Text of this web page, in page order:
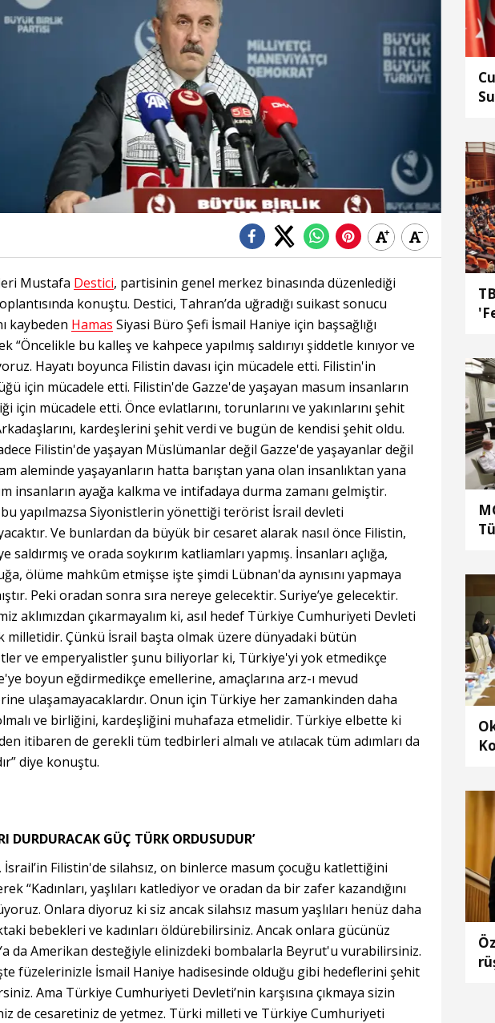
Mustafa Destici, partisinin genel merkez binasında düzenlediği
konuştu. Destici, Tahran’da uğradığı suikast sonucu
kaybeden Hamas Siyasi Büro Şefi İsmail Haniye için başsağlığı
“Öncelikle bu kalleş ve kahpece yapılmış saldırıyı şiddetle kınıyor ve
Hayatı boyunca Filistin davası için mücadele etti. Filistin'in
için mücadele etti. Filistin'de Gazze'de yaşayan masum insanların
için mücadele etti. Önce evlatlarını, torunlarını ve yakınlarını şehit
kardeşlerini şehit verdi ve bugün de kendisi şehit oldu.
Filistin'de yaşayan Müslümanlar değil Gazze'de yaşayanlar değil
aleminde yaşayanların hatta barıştan yana olan insanlıktan yana
insanların ayağa kalkma ve intifadaya durma zamanı gelmiştir.
yapılmazsa Siyonistlerin yönettiği terörist İsrail devleti
Ve bunlardan da büyük bir cesaret alarak nasıl önce Filistin,
saldırmış ve orada soykırım katliamları yapmış. İnsanları açlığa,
ölüme mahkûm etmişse işte şimdi Lübnan'da aynısını yapmaya
Peki oradan sonra sıra nereye gelecektir. Suriye’ye gelecektir.
aklımızdan çıkarmayalım ki, asıl hedef Türkiye Cumhuriyeti Devleti
milletidir. Çünkü İsrail başta olmak üzere dünyadaki bütün
ve emperyalistler şunu biliyorlar ki, Türkiye'yi yok etmedikçe
boyun eğdirmedikçe emellerine, amaçlarına arz-ı mevud
ulaşamayacaklardır. Onun için Türkiye her zamankinden daha
ve birliğini, kardeşliğini muhafaza etmelidir. Türkiye elbette ki
itibaren de gerekli tüm tedbirleri almalı ve atılacak tüm adımları da
diye konuştu.
DURDURACAK GÜÇ TÜRK ORDUSUDUR’
İsrail’in Filistin'de silahsız, on binlerce masum çocuğu katlettiğini
“Kadınları, yaşlıları katlediyor ve oradan da bir zafer kazandığını
Onlara diyoruz ki siz ancak silahsız masum yaşlıları henüz daha
bebekleri ve kadınları öldürebilirsiniz. Ancak onlara gücünüz
da Amerikan desteğiyle elinizdeki bombalarla Beyrut'u vurabilirsiniz.
füzelerinizle İsmail Haniye hadisesinde olduğu gibi hedeflerini şehit
Ama Türkiye Cumhuriyeti Devleti’nin karşısına çıkmaya sizin
de cesaretiniz de yetmez. Türki milleti ve Türkiye Cumhuriyeti